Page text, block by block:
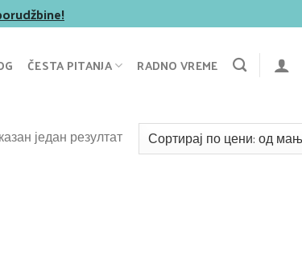
ČESTA PITANJA RADNO VREME
један резултат